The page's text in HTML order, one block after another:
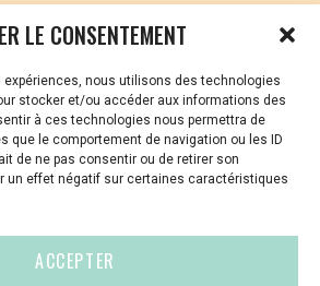
LE CONSENTEMENT
expériences, nous utilisons des technologies
stocker et/ou accéder aux informations des
à ces technologies nous permettra de
que le comportement de navigation ou les ID
de ne pas consentir ou de retirer son
un effet négatif sur certaines caractéristiques
ACCEPTER
DE SOUTIEN PSYCHOLOGIQUE ET
ou vous êtes victime de VSS ? Ou
harcèlement en besoin de soutien
culture@audiens.org